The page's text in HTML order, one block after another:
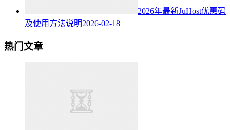
2026年最新JuHost优惠码
及使用方法说明2026-02-18
热门文章